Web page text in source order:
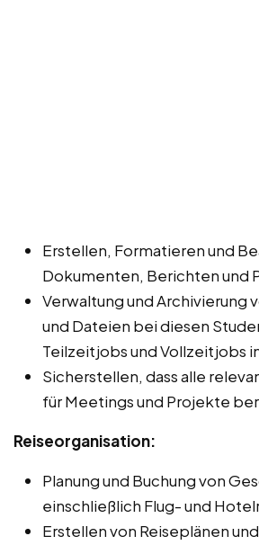
Erstellen, Formatieren und
Dokumenten, Berichten und
Verwaltung und Archivierung
und Dateien bei diesen
Teilzeitjobs und Vollzeitjobs
Sicherstellen, dass alle
für Meetings und Projekte
Reiseorganisation:
Planung und Buchung von
einschließlich Flug- und
Erstellen von Reiseplänen